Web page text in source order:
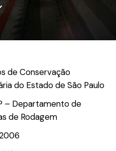
de Conservação
do Estado de São Paulo
– Departamento de
de Rodagem